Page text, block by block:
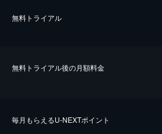
無料トライアル
無料トライアル後の⽉額料金
毎⽉もらえるU-NEXTポイント